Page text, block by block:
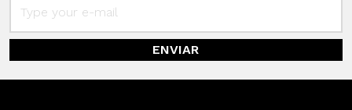
ENVIAR